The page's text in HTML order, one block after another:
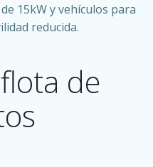
15kW y vehículos para
reducida.
de